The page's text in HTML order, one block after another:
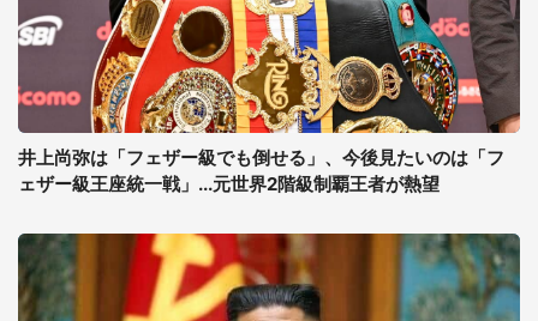
井上尚弥は「フェザー級でも倒せる」、今後見たいのは「フ
ェザー級王座統一戦」...元世界2階級制覇王者が熱望